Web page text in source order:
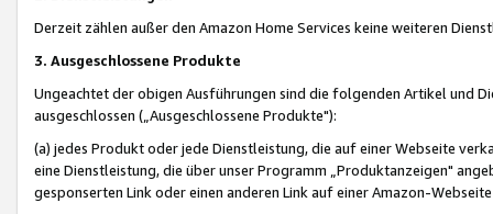
Derzeit zählen außer den Amazon Home Services keine weiteren
3. Ausgeschlossene Produkte
Ungeachtet der obigen Ausführungen sind die folgenden Artikel und
ausgeschlossen („Ausgeschlossene Produkte"):
(a) jedes Produkt oder jede Dienstleistung, die auf einer Webseite
eine Dienstleistung, die über unser Programm „Produktanzeigen"
gesponserten Link oder einen anderen Link auf einer Amazon-